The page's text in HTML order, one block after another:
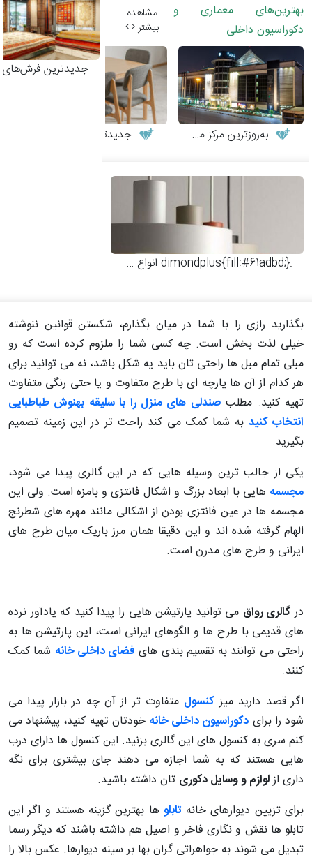
بهترین‌های معماری و
دکوراسیون داخلی
مشاهده
بیشتر
به‌روزترین مرکز مبلمان و دکوراسیون جدیدترین مدل‌های میز و صندلی چوبی مدرن
.dimondplus{fill:#61adbd;} انواع چراغ‌آویزهای شیک و مدرن
جدیدترین
بگذارید رازی را با شما در میان بگذارم، شکستن قوانین ننوشته
خیلی لذت بخش است. چه کسی شما را ملزوم کرده است که رو
مبلی تمام مبل ها راحتی تان باید یه شکل باشد، نه می توانید برای
هر کدام از آن ها پارچه ای با طرح متفاوت و یا حتی رنگی متفاوت
تهیه کنید. مطلبصندلی های منزل را با سلیقه بهنوش طباطبایی
انتخاب کنید به شما کمک می کند راحت تر در این زمینه تصمیم
بگیرید.
یکی از جالب ترین وسیله هایی که در این گالری پیدا می شود،
مجسمه هایی با ابعاد بزرگ و اشکال فانتزی و بامزه است. ولی این
مجسمه ها در عین فانتزی بودن از اشکالی مانند مهره های شطرنج
الهام گرفته شده اند و این دقیقا همان مرز باریک میان طرح های
ایرانی و طرح های مدرن است.
درگالری رواق می توانید پارتیشن هایی را پیدا کنید که یادآور نرده
های قدیمی با طرح ها و الگوهای ایرانی است، این پارتیشن ها به
راحتی می توانند به تقسیم بندی های فضای داخلی خانه شما کمک
کنند.
اگر قصد دارید میزکنسول متفاوت تر از آن چه در بازار پیدا می
شود را برای دکوراسیون داخلی خانه خودتان تهیه کنید، پیشنهاد می
کنم سری به کنسول های این گالری بزنید. این کنسول ها دارای درب
هایی هستند که به شما اجازه می دهند جای بیشتری برای نگه
داری ازلوازم و وسایل دکوری تان داشته باشید.
برای تزیین دیوارهای خانه تابلو ها بهترین گزینه هستند و اگر این
تابلو ها نقش و نگاری فاخر و اصیل هم داشته باشند که دیگر رسما
تبدیل می شوند به جواهراتی گران بها بر سینه دیوارها. عکس بالا را